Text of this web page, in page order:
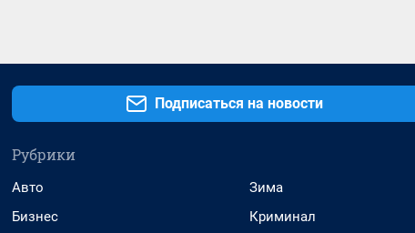
Подписаться на новости
Рубрики
Авто
Бизнес
Зима
Криминал